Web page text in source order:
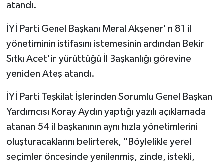
atandı.
İYİ Parti Genel Başkanı Meral Akşener'in 81 il
yönetiminin istifasını istemesinin ardından Bekir
Sıtkı Acet'in yürüttüğü İl Başkanlığı görevine
yeniden Ateş atandı.
İYİ Parti Teşkilat İşlerinden Sorumlu Genel Başkan
Yardımcısı Koray Aydın yaptığı yazılı açıklamada
atanan 54 il başkanının aynı hızla yönetimlerini
oluşturacaklarını belirterek, "Böylelikle yerel
seçimler öncesinde yenilenmiş, zinde, istekli,